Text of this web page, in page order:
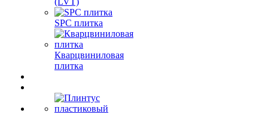
SPC плитка
Кварцвиниловая
плитка